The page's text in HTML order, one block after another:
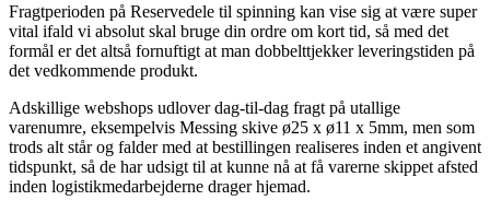
Fragtperioden på Reservedele til spinning kan vise sig at være super
vital ifald vi absolut skal bruge din ordre om kort tid, så med det
formål er det altså fornuftigt at man dobbelttjekker leveringstiden på
det vedkommende produkt.
Adskillige webshops udlover dag-til-dag fragt på utallige
varenumre, eksempelvis Messing skive ø25 x ø11 x 5mm, men som
trods alt står og falder med at bestillingen realiseres inden et angivent
tidspunkt, så de har udsigt til at kunne nå at få varerne skippet afsted
inden logistikmedarbejderne drager hjemad.